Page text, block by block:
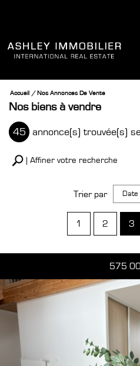
Accueil Nos Annonces De Vente
Nos biens à vendre
45 annonce(s) trouvée(s)
Affiner votre recherche
Trier par Date
1 2 3
575